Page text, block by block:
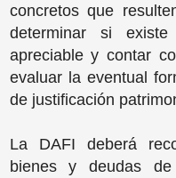
concretos que
determinar si existe
apreciable y contar
evaluar la eventual
de justificación
La DAFI deberá
bienes y deudas de